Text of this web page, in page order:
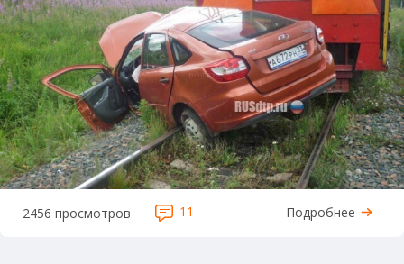
2456 просмотров 11 Подробнее